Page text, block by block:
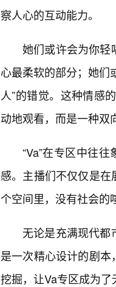
察人心的互动能力。
她们或许会为你轻
心最柔软的部分；她们
人”的错觉。这种情感
动地观看，而是一种双
“Va”在专区中往
感。主播们不仅仅是
个空间里，没有社会的
无论是充满现代
是一次精心设计的剧
挖掘，让Va专区成为了